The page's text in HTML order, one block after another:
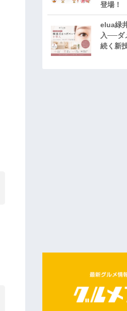
登場！
elua緑
入──ダ
続く新